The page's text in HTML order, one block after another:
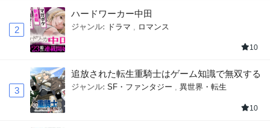
2
ハードワーカー中田
ジャンル: ドラマ ロマンス
10
3
追放された転生重騎士はゲーム知識で無双する
ジャンル: SF・ファンタジー , 異世界・転生
10